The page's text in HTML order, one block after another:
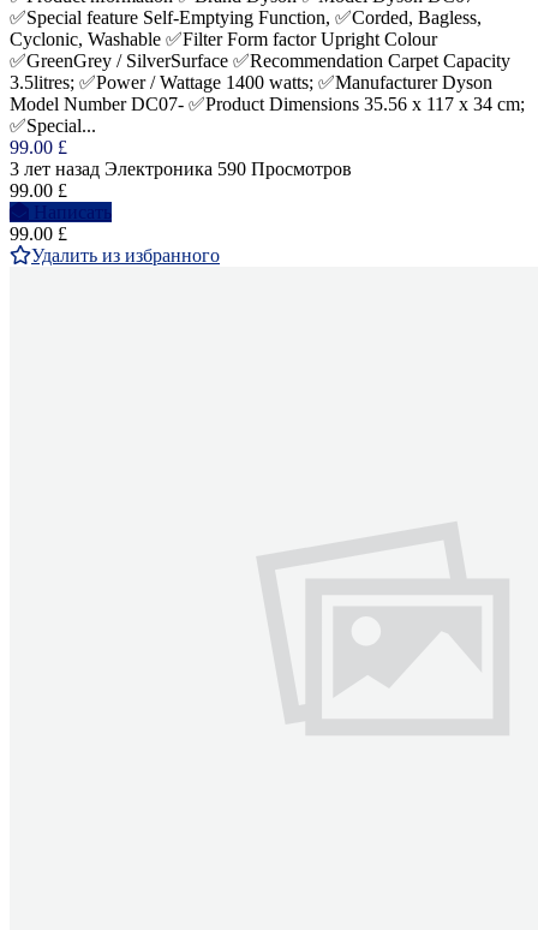
✅Special feature‎ Self-Emptying Function, ✅Corded, Bagless,
Cyclonic, Washable ✅Filter Form factor Upright Colour‎
✅GreenGrey / SilverSurface ✅Recommendation‎ Carpet Capacity‎
3.5litres; ✅Power / Wattage‎ 1400 watts; ✅Manufacturer‎ Dyson
Model Number‎ DC07- ✅Product Dimensions‎ 35.56 x 117 x 34 cm;
✅Special...
99.00 £
3 лет назад Электроника 590 Просмотров
99.00 £
Написать
99.00 £
Удалить из избранного